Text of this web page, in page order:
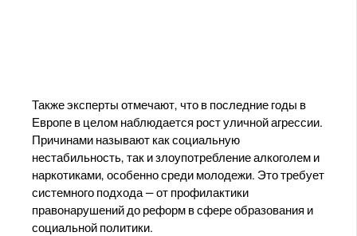
Также эксперты отмечают, что в последние годы в
Европе в целом наблюдается рост уличной агрессии.
Причинами называют как социальную
нестабильность, так и злоупотребление алкоголем и
наркотиками, особенно среди молодежи. Это требует
системного подхода — от профилактики
правонарушений до реформ в сфере образования и
социальной политики.